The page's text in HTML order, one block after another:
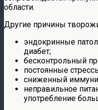
области.
Другие причины
эндокринные
диабет;
бесконтрольный
постоянные
сниженный
неправильное
употребление